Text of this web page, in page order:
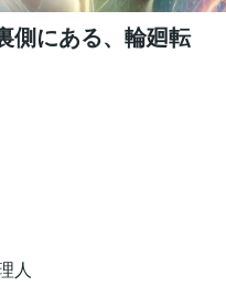
側にある、輪廻転
人